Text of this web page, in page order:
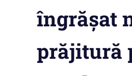
îngrășat
prăjitură